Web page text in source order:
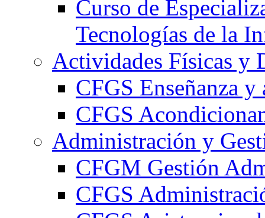
Curso de
Tecnologías de la
Actividades Físicas y
CFGS Enseñanza
CFGS
Administración y
CFGM Gestión
CFGS